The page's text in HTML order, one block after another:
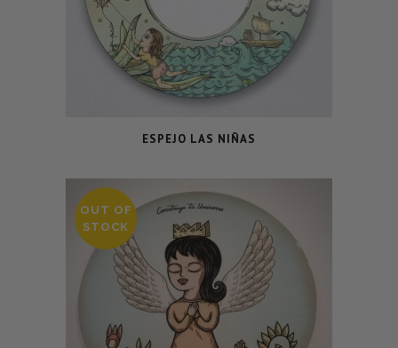
ESPEJO LAS NIÑAS
OUT OF
STOCK